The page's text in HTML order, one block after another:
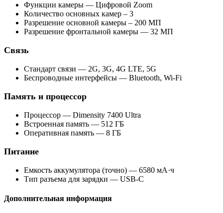
Функции камеры — Цифровой Zoom
Количество основных камер – 3
Разрешение основной камеры – 200 МП
Разрешение фронтальной камеры — 32 МП
Связь
Стандарт связи — 2G, 3G, 4G LTE, 5G
Беспроводные интерфейсы — Bluetooth, Wi-Fi
Память и процессор
Процессор — Dimensity 7400 Ultra
Встроенная память — 512 ГБ
Оперативная память — 8 ГБ
Питание
Емкость аккумулятора (точно) — 6580 мА·ч
Тип разъема для зарядки — USB-C
Дополнительная информация